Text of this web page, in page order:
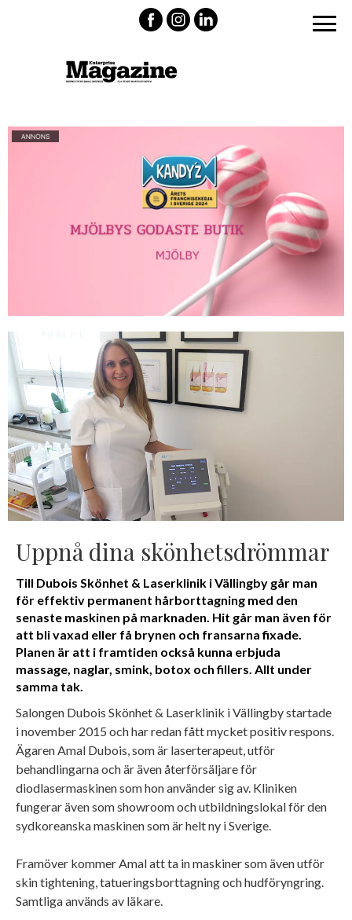
Uppnå dina skönhetsdrömmar
Till Dubois Skönhet & Laserklinik i Vällingby går man
för effektiv permanent hårborttagning med den
senaste maskinen på marknaden. Hit går man även för
att bli vaxad eller få brynen och fransarna fixade.
Planen är att i framtiden också kunna erbjuda
massage, naglar, smink, botox och fillers. Allt under
samma tak.
Salongen Dubois Skönhet & Laserklinik i Vällingby startade
i november 2015 och har redan fått mycket positiv respons.
Ägaren Amal Dubois, som är laserterapeut, utför
behandlingarna och är även återförsäljare för
diodlasermaskinen som hon använder sig av. Kliniken
fungerar även som showroom och utbildningslokal för den
sydkoreanska maskinen som är helt ny i Sverige.
Framöver kommer Amal att ta in maskiner som även utför
skin tightening, tatueringsborttagning och hudföryngring.
Samtliga används av läkare.